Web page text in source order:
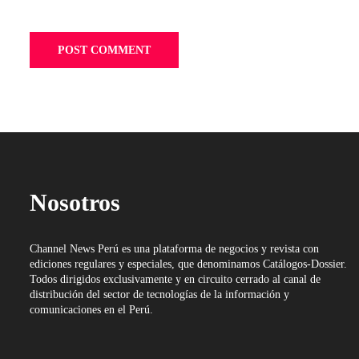
Nosotros
Channel News Perú es una plataforma de negocios y revista con
ediciones regulares y especiales, que denominamos Catálogos-Dossier.
Todos dirigidos exclusivamente y en circuito cerrado al canal de
distribución del sector de tecnologías de la información y
comunicaciones en el Perú.